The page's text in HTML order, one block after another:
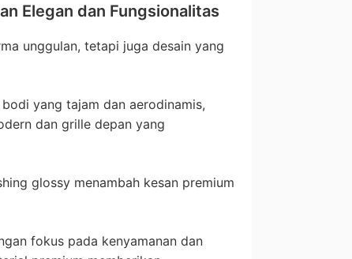
Elegan dan Fungsionalitas
unggulan, tetapi juga desain yang
yang tajam dan aerodinamis,
dan grille depan yang
glossy menambah kesan premium
fokus pada kenyamanan dan